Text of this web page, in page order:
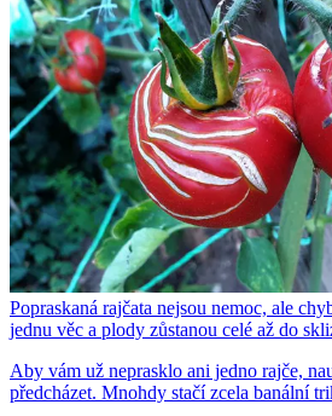
Popraskaná rajčata nejsou nemoc, ale
jednu věc a plody zůstanou celé až do
Aby vám už neprasklo ani jedno rajče,
předcházet. Mnohdy stačí zcela banální